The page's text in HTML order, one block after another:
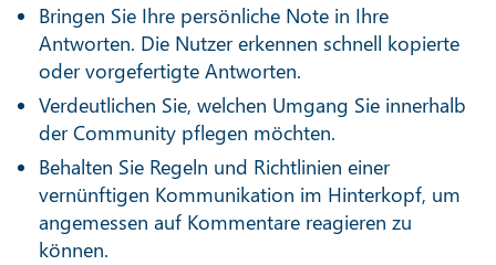
Bringen Sie Ihre persönliche Note in Ihre
Antworten. Die Nutzer erkennen schnell kopierte
oder vorgefertigte Antworten.
Verdeutlichen Sie, welchen Umgang Sie innerhalb
der Community pflegen möchten.
Behalten Sie Regeln und Richtlinien einer
vernünftigen Kommunikation im Hinterkopf, um
angemessen auf Kommentare reagieren zu
können.